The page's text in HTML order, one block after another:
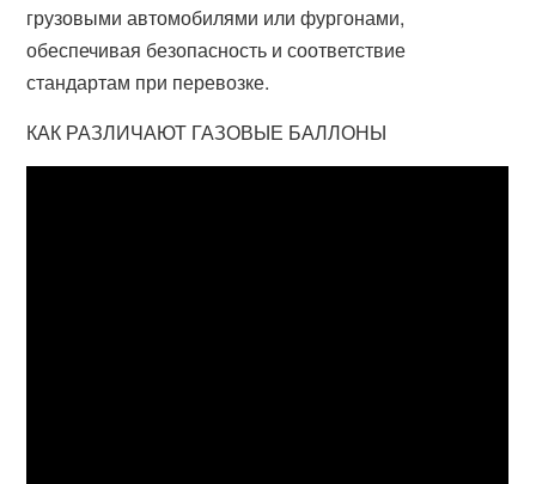
грузовыми автомобилями или фургонами,
обеспечивая безопасность и соответствие
стандартам при перевозке.
КАК РАЗЛИЧАЮТ ГАЗОВЫЕ БАЛЛОНЫ